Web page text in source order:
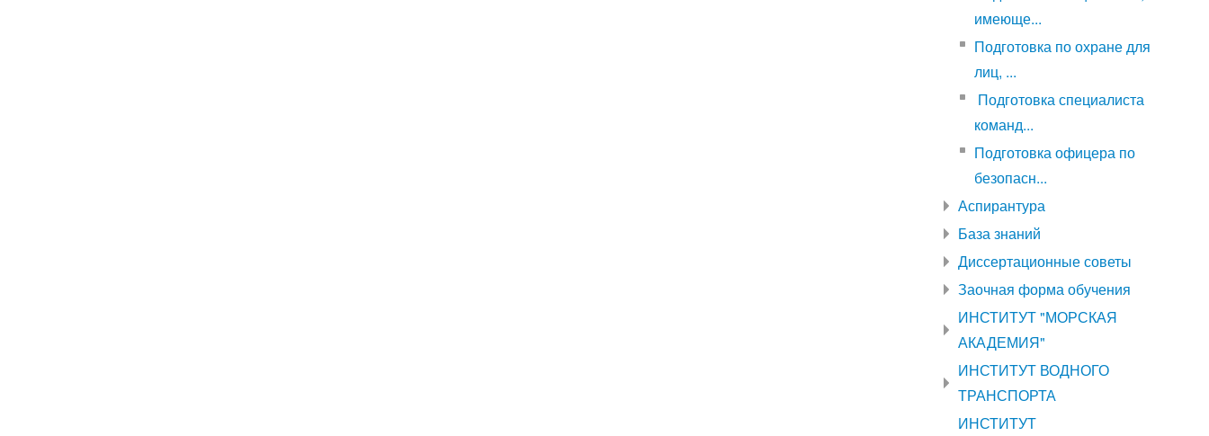
имеюще...
Подготовка по охране для
лиц, ...
Подготовка специалиста
команд...
Подготовка офицера по
безопасн...
Аспирантура
База знаний
Диссертационные советы
Заочная форма обучения
ИНСТИТУТ "МОРСКАЯ
АКАДЕМИЯ"
ИНСТИТУТ ВОДНОГО
ТРАНСПОРТА
ИНСТИТУТ